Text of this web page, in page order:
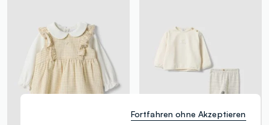
Fortfahren ohne Akzeptieren